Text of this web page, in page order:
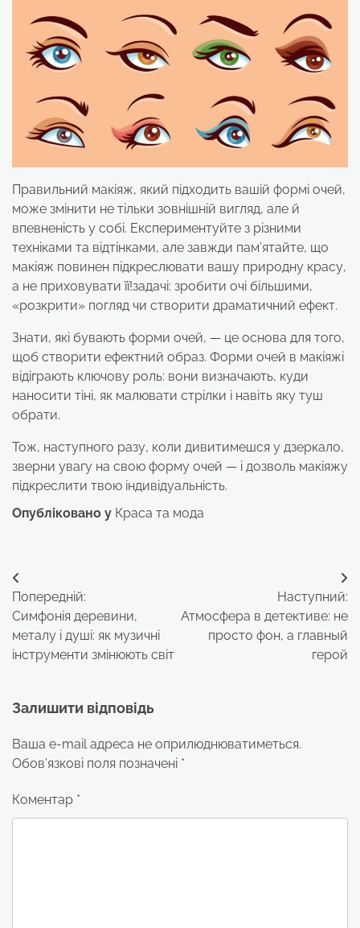
Правильний макіяж, який підходить вашій формі очей,
може змінити не тільки зовнішній вигляд, але й
впевненість у собі. Експериментуйте з різними
техніками та відтінками, але завжди пам’ятайте, що
макіяж повинен підкреслювати вашу природну красу,
а не приховувати її!задачі: зробити очі більшими,
«розкрити» погляд чи створити драматичний ефект.
Знати, які бувають форми очей, — це основа для того,
щоб створити ефектний образ. Форми очей в макіяжі
відіграють ключову роль: вони визначають, куди
наносити тіні, як малювати стрілки і навіть яку туш
обрати.
Тож, наступного разу, коли дивитимешся у дзеркало,
зверни увагу на свою форму очей — і дозволь макіяжу
підкреслити твою індивідуальність.
Опубліковано у Краса та мода
Навігація
записів
Попередній:
Симфонія деревини,
металу і душі: як музичні
інструменти змінюють світ
Наступний:
Атмосфера в детективе: не
просто фон, а главный
герой
Залишити відповідь
Ваша e-mail адреса не оприлюднюватиметься.
Обов’язкові поля позначені *
Коментар *